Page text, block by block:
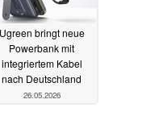
Ugreen bringt neue
Powerbank mit
integriertem Kabel
nach Deutschland
26.05.2026